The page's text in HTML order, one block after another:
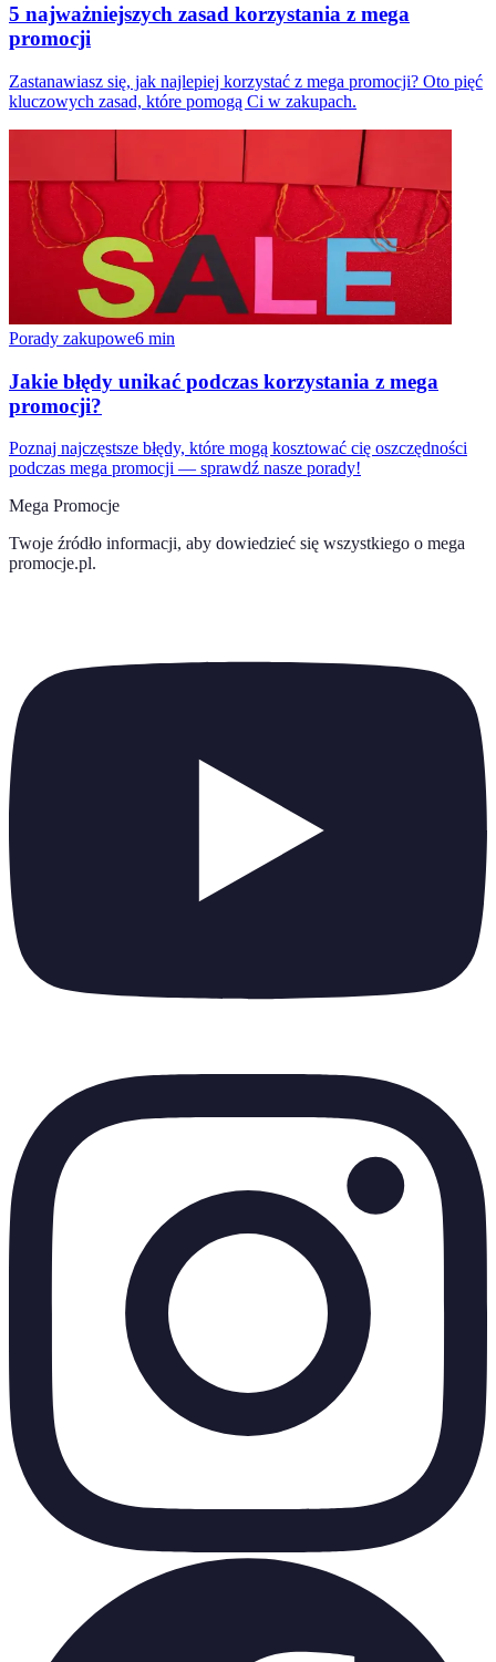
5 najważniejszych zasad korzystania z mega
promocji
Zastanawiasz się, jak najlepiej korzystać z mega promocji? Oto pięć
kluczowych zasad, które pomogą Ci w zakupach.
Porady zakupowe6 min
Jakie błędy unikać podczas korzystania z mega
promocji?
Poznaj najczęstsze błędy, które mogą kosztować cię oszczędności
podczas mega promocji — sprawdź nasze porady!
Mega Promocje
Twoje źródło informacji, aby dowiedzieć się wszystkiego o mega
promocje.pl.